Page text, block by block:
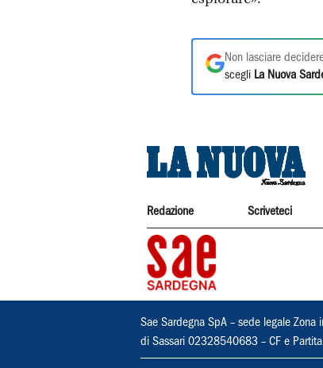
Non lasciare
scegli La Nuova
Redazione Scriveteci
Sae Sardegna SpA – sede legale
di Sassari 02328540683 – CF e